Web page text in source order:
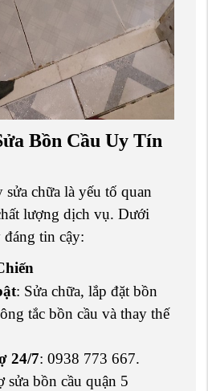
Bồn Cầu Uy Tín
chữa là yếu tố quan
lượng dịch vụ. Dưới
tin cậy:
: Sửa chữa, lắp đặt bồn
tắc bồn cầu và thay thế
24/7: 0938 773 667.
sửa bồn cầu quận 5